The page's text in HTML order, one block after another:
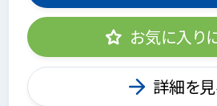
お気に入り
詳細を